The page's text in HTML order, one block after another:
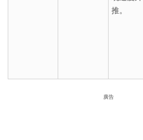
推。
廣告